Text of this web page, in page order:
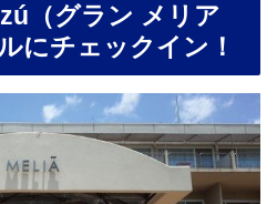
（グラン メリア
にチェックイン！